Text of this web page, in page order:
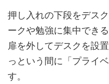
押し入れの下段をデス
ークや勉強に集中できる
扉を外してデスクを設
っという間に「プライ
す。